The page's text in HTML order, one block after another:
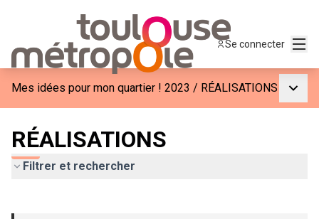
Se connecter
Mes idées pour mon quartier ! 2023 / RÉALISATIONS
RÉALISATIONS
Filtrer et rechercher